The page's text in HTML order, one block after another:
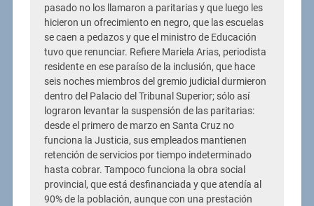
pasado no los llamaron a paritarias y que luego les
hicieron un ofrecimiento en negro, que las escuelas
se caen a pedazos y que el ministro de Educación
tuvo que renunciar. Refiere Mariela Arias, periodista
residente en ese paraíso de la inclusión, que hace
seis noches miembros del gremio judicial durmieron
dentro del Palacio del Tribunal Superior; sólo así
lograron levantar la suspensión de las paritarias:
desde el primero de marzo en Santa Cruz no
funciona la Justicia, sus empleados mantienen
retención de servicios por tiempo indeterminado
hasta cobrar. Tampoco funciona la obra social
provincial, que está desfinanciada y que atendía al
90% de la población, aunque con una prestación